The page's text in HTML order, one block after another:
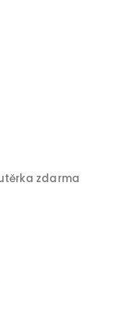
zdarma